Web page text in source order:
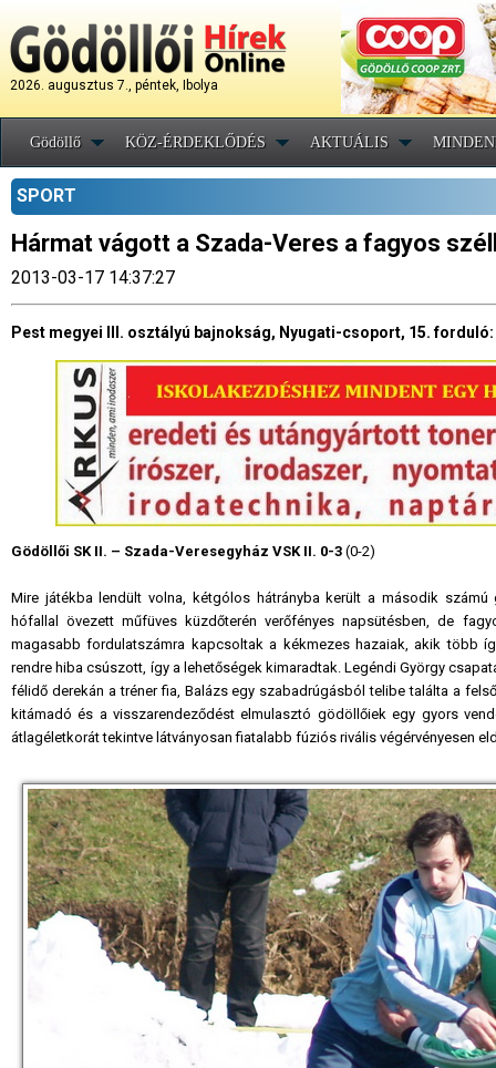
2026. augusztus 7., péntek, Ibolya
Gödöllő KÖZ-ÉRDEKLŐDÉS AKTUÁLIS
SPORT
Hármat vágott a Szada-Veres a fagyos
2013-03-17 14:37:27
Pest megyei III. osztályú bajnokság, Nyugati-csoport, 15. forduló:
Gödöllői SK II. – Szada-Veresegyház VSK II. 0-3 (0-2)
Mire játékba lendült volna, kétgólos hátrányba került a második
hófallal övezett műfüves küzdőterén verőfényes napsütésben, de
magasabb fordulatszámra kapcsoltak a kékmezes hazaiak, akik több
rendre hiba csúszott, így a lehetőségek kimaradtak. Legéndi György
félidő derekán a tréner fia, Balázs egy szabadrúgásból telibe találta a
kitámadó és a visszarendeződést elmulasztó gödöllőiek egy gyors
átlagéletkorát tekintve látványosan fiatalabb fúziós rivális végérvényesen